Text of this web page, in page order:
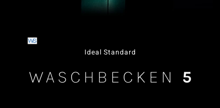
Ideal Standard
WASCHBECKEN 5